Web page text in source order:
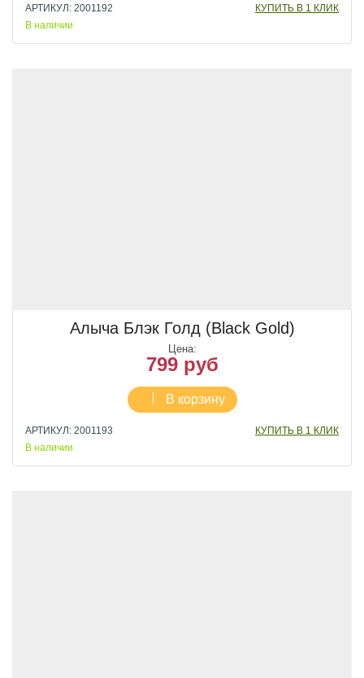
АРТИКУЛ: 2001192
КУПИТЬ В 1 КЛИК
В наличии
Алыча Блэк Голд (Black Gold)
Цена:
799 руб
В корзину
АРТИКУЛ: 2001193
КУПИТЬ В 1 КЛИК
В наличии